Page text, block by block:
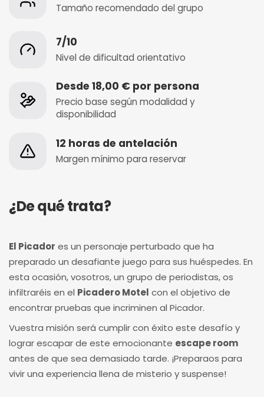
Tamaño recomendado del grupo
7/10
Nivel de dificultad orientativo
Desde 18,00 € por persona
Precio base según modalidad y
disponibilidad
12 horas de antelación
Margen mínimo para reservar
¿De qué trata?
El Picador es un personaje perturbado que ha
preparado un desafiante juego para sus huéspedes. En
esta ocasión, vosotros, un grupo de periodistas, os
infiltraréis en el Picadero Motel con el objetivo de
encontrar pruebas que incriminen al Picador.
Vuestra misión será cumplir con éxito este desafío y
lograr escapar de este emocionante escape room
antes de que sea demasiado tarde. ¡Preparaos para
vivir una experiencia llena de misterio y suspense!